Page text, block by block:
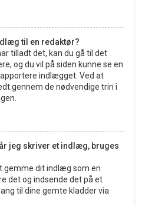
til en redaktør?
tilladt det, kan du gå til det
og du vil på siden kunne se en
indlægget. Ved at
gennem de nødvendige trin i
jeg skriver et indlæg, bruges
gemme dit indlæg som en
det og indsende det på et
til dine gemte kladder via